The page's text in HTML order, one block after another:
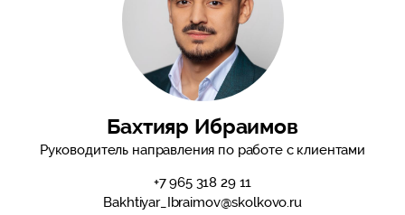
Бахтияр Ибраимов
Руководитель направления по работе с клиентами
+7 965 318 29 11
Bakhtiyar_Ibraimov@skolkovo.ru